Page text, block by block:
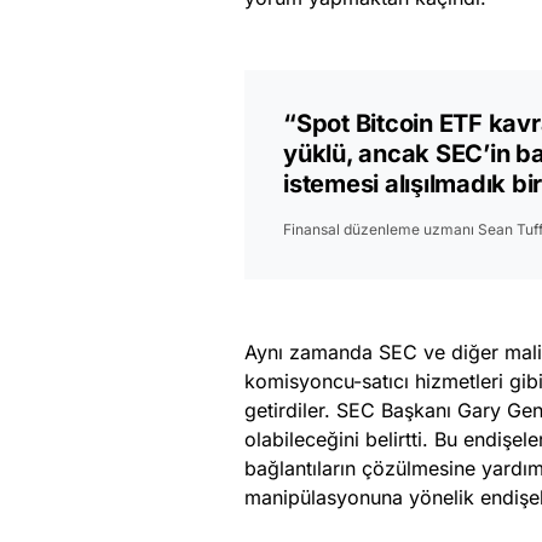
“Spot Bitcoin ETF
yüklü, ancak SEC’in
istemesi alışılmadık
Finansal düzenleme uzmanı Sean
Aynı zamanda SEC ve diğer
komisyoncu-satıcı hizmetleri
getirdiler. SEC Başkanı Gary
olabileceğini belirtti. Bu
bağlantıların çözülmesine
manipülasyonuna yönelik